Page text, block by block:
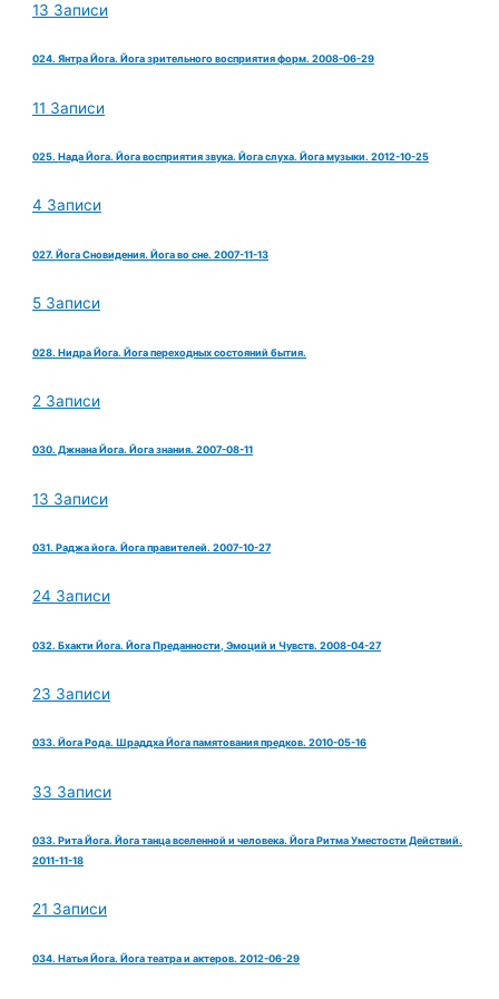
13 Записи
024. Янтра Йога. Йога зрительного восприятия форм. 2008-06-29
11 Записи
025. Нада Йога. Йога восприятия звука. Йога слуха. Йога музыки. 2012-10-25
4 Записи
027. Йога Сновидения. Йога во сне. 2007-11-13
5 Записи
028. Нидра Йога. Йога переходных состояний бытия.
2 Записи
030. Джнана Йога. Йога знания. 2007-08-11
13 Записи
031. Раджа йога. Йога правителей. 2007-10-27
24 Записи
032. Бхакти Йога. Йога Преданности, Эмоций и Чувств. 2008-04-27
23 Записи
033. Йога Рода. Шраддха Йога памятования предков. 2010-05-16
33 Записи
033. Рита Йога. Йога танца вселенной и человека. Йога Ритма Уместости Действий.
2011-11-18
21 Записи
034. Натья Йога. Йога театра и актеров. 2012-06-29